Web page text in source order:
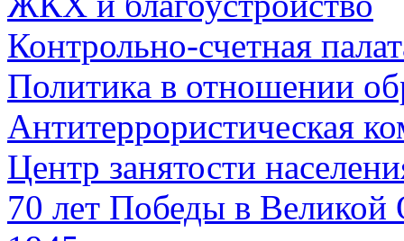
Контрольно-счетная
Политика в отношении
Антитеррористическая
Центр занятости
70 лет Победы в Великой